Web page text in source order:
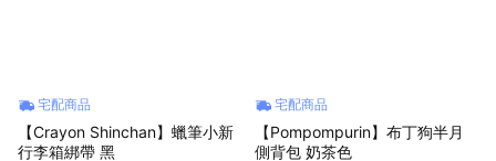
宅配商品
【Crayon Shinchan】蠟筆小新
行李箱綁帶 黑
宅配商品
【Pompompurin】布丁狗半月
側背包 奶茶色